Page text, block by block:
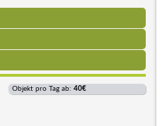
Objekt pro Tag ab: 40€